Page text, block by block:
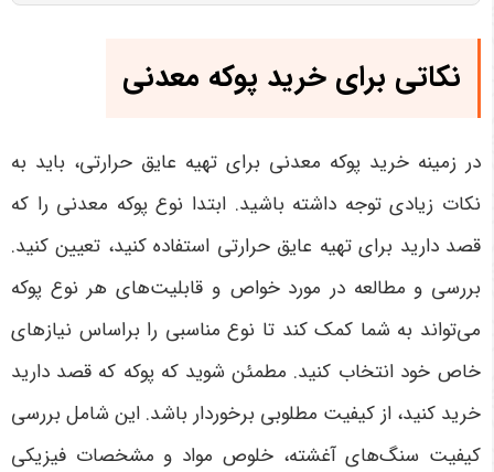
نکاتی برای خرید پوکه معدنی
در زمینه خرید پوکه معدنی برای تهیه عایق حرارتی، باید به
نکات زیادی توجه داشته باشید. ابتدا نوع پوکه معدنی را که
قصد دارید برای تهیه عایق حرارتی استفاده کنید، تعیین کنید.
بررسی و مطالعه در مورد خواص و قابلیت‌های هر نوع پوکه
می‌تواند به شما کمک کند تا نوع مناسبی را براساس نیازهای
خاص خود انتخاب کنید. مطمئن شوید که پوکه که قصد دارید
خرید کنید، از کیفیت مطلوبی برخوردار باشد. این شامل بررسی
کیفیت سنگ‌های آغشته، خلوص مواد و مشخصات فیزیکی